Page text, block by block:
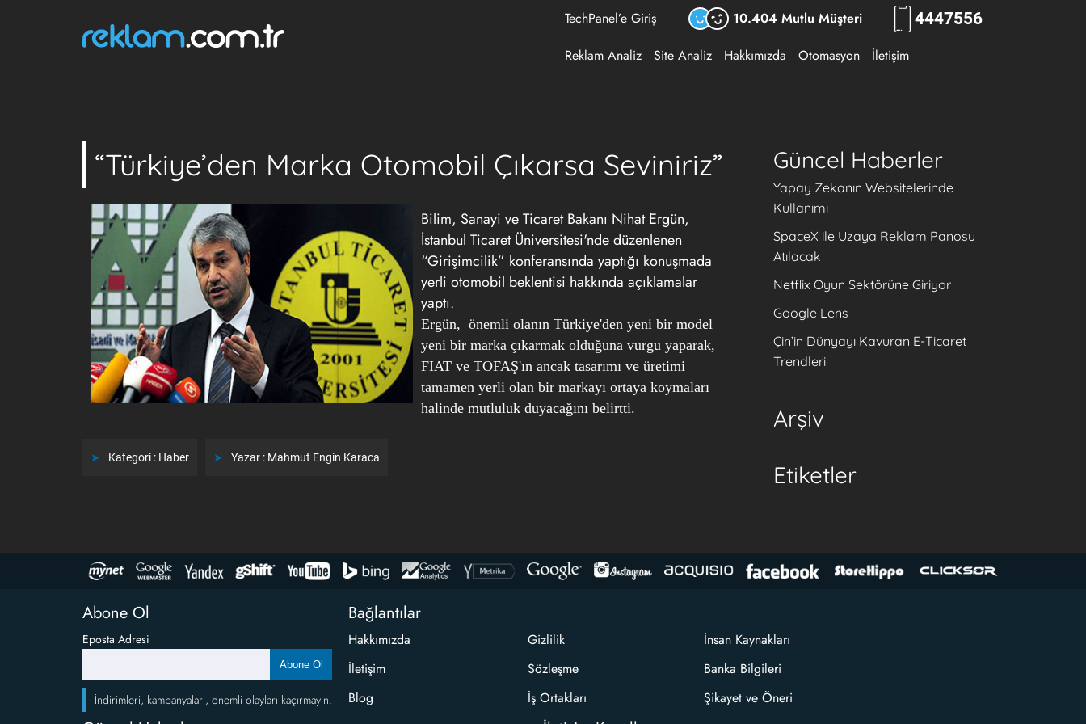
TechPanel’e Giriş 10.404 Mutlu Müşteri 444RKLM
Reklam Analiz Site Analiz Hakkımızda Otomasyon İletişim
“Türkiye’den Marka Otomobil Çıkarsa Seviniriz”
Bilim, Sanayi ve Ticaret Bakanı Nihat Ergün,
İstanbul Ticaret Üniversitesi'nde düzenlenen
“Girişimcilik” konferansında yaptığı konuşmada
yerli otomobil beklentisi hakkında açıklamalar
yaptı.
Ergün, önemli olanın Türkiye'den yeni bir model
yeni bir marka çıkarmak olduğuna vurgu yaparak,
FIAT ve TOFAŞ'ın ancak tasarımı ve üretimi
tamamen yerli olan bir markayı ortaya koymaları
halinde mutluluk duyacağını belirtti.
Kategori : Haber Yazar : Mahmut Engin Karaca
Güncel Haberler
Yapay Zekanın Websitelerinde
Kullanımı
SpaceX ile Uzaya Reklam Panosu
Atılacak
Netflix Oyun Sektörüne Giriyor
Google Lens
Çin’in Dünyayı Kavuran E-Ticaret
Trendleri
Arşiv
Etiketler
Abone Ol
Eposta Adresi
Abone Ol
İndirimleri, kampanyaları, önemli olayları kaçırmayın.
Bağlantılar
Hakkımızda
İletişim
Blog
Gizlilik
Sözleşme
İş Ortakları
İnsan Kaynakları
Banka Bilgileri
Şikayet ve Öneri